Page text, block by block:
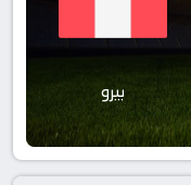
بيرو